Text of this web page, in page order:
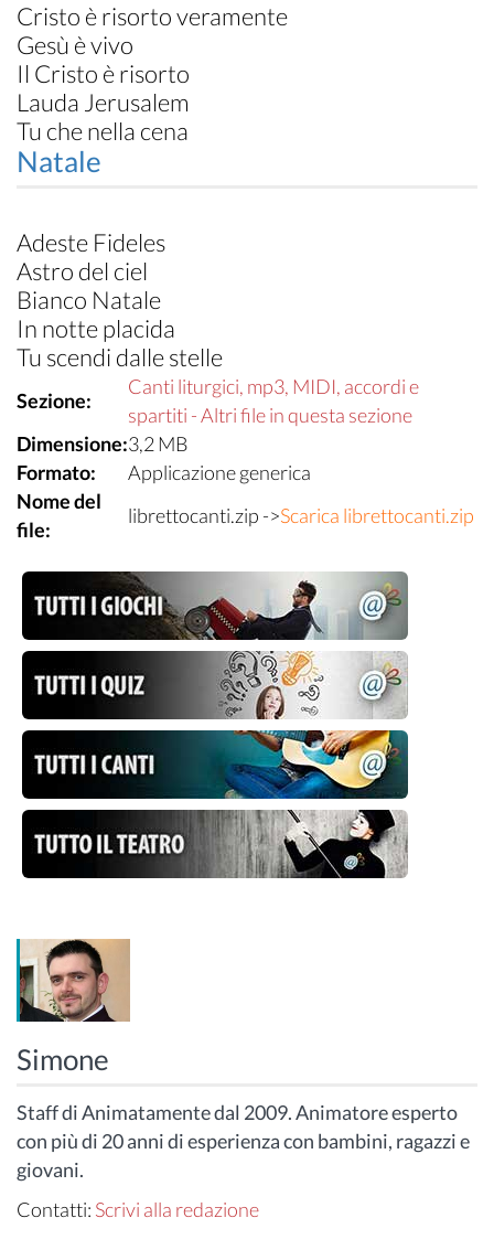
Cristo è risorto veramente
Gesù è vivo
Il Cristo è risorto
Lauda Jerusalem
Tu che nella cena
Natale
Adeste Fideles
Astro del ciel
Bianco Natale
In notte placida
Tu scendi dalle stelle
Sezione:
Canti liturgici, mp3, MIDI, accordi e
spartiti - Altri file in questa sezione
Dimensione:3,2 MB
Formato:
Applicazione generica
Nome del
file:
librettocanti.zip ->Scarica librettocanti.zip
Simone
Staff di Animatamente dal 2009. Animatore esperto
con più di 20 anni di esperienza con bambini, ragazzi e
giovani.
Contatti: Scrivi alla redazione